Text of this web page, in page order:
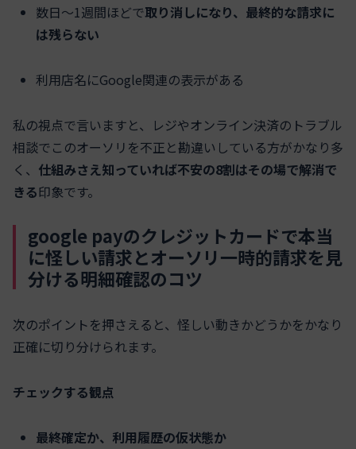
数日〜1週間ほどで取り消しになり、最終的な請求に
は残らない
利用店名にGoogle関連の表示がある
私の視点で言いますと、レジやオンライン決済のトラブル
相談でこのオーソリを不正と勘違いしている方がかなり多
く、 仕組みさえ知っていれば不安の8割はその場で解消で
きる印象です。
google payのクレジットカードで本当
に怪しい請求とオーソリ一時的請求を見
分ける明細確認のコツ
次のポイントを押さえると、怪しい動きかどうかをかなり
正確に切り分けられます。
チェックする観点
最終確定か、利用履歴の仮状態か